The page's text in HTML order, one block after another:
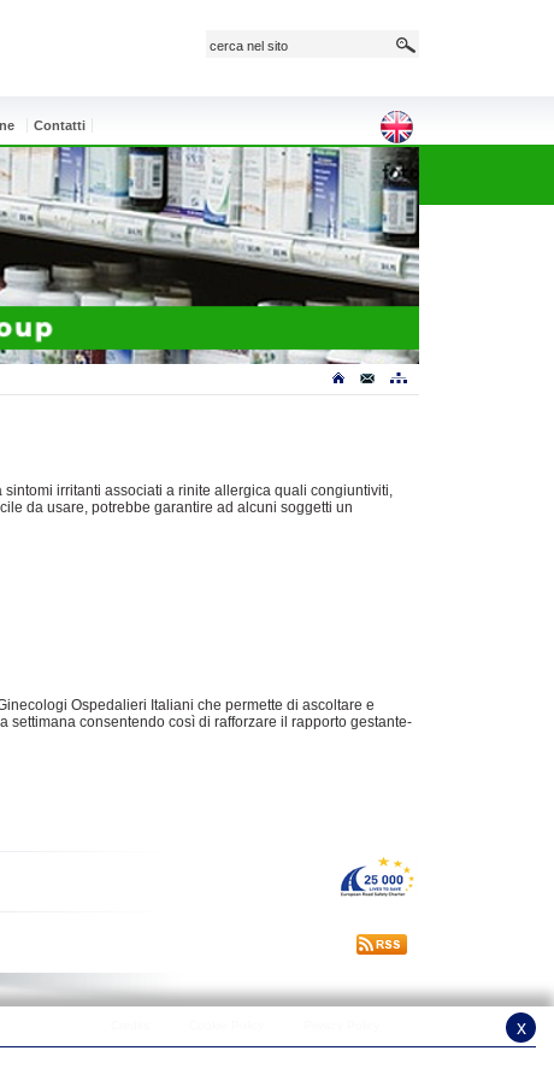
Contatti
irritanti associati a rinite allergica quali congiuntiviti,
da usare, potrebbe garantire ad alcuni soggetti un
Ospedalieri Italiani che permette di ascoltare e
consentendo così di rafforzare il rapporto gestante-
x